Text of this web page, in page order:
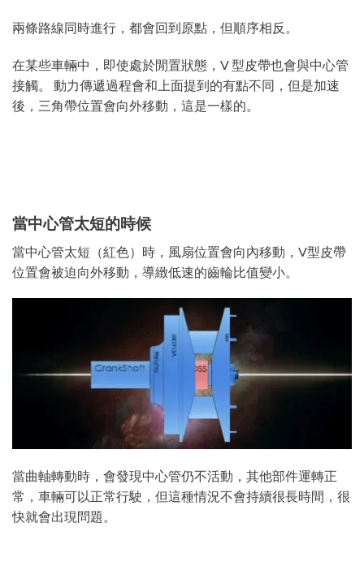
兩條路線同時進行，都會回到原點，但順序相反。
在某些車輛中，即使處於閒置狀態，V 型皮帶也會與中心管
接觸。 動力傳遞過程會和上面提到的有點不同，但是加速
後，三角帶位置會向外移動，這是一樣的。
當中心管太短的時候
當中心管太短（紅色）時，風扇位置會向內移動，V型皮帶
位置會被迫向外移動，導緻低速的齒輪比值變小。
當曲軸轉動時，會發現中心管仍不活動，其他部件運轉正
常，車輛可以正常行駛，但這種情況不會持續很長時間，很
快就會出現問題。